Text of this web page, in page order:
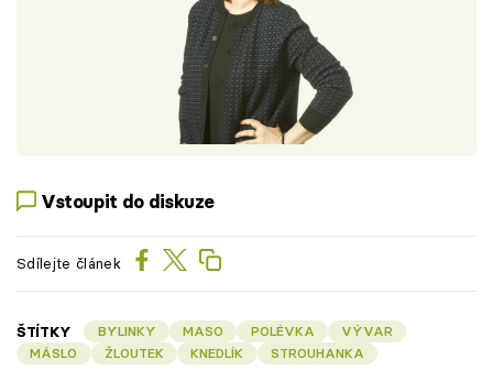
Vstoupit do diskuze
Sdílejte článek
ŠTÍTKY BYLINKY MASO POLÉVKA
VÝVAR
MÁSLO
ŽLOUTEK KNEDLÍK STROUHANKA